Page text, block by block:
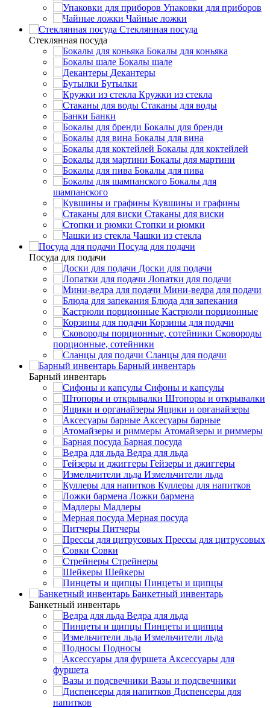
Упаковки для приборов
Чайные ложки
Стеклянная посуда
Стеклянная посуда
Бокалы для коньяка
Бокалы шале
Декантеры
Бутылки
Кружки из стекла
Стаканы для воды
Банки
Бокалы для бренди
Бокалы для вина
Бокалы для коктейлей
Бокалы для мартини
Бокалы для пива
Бокалы для
шампанского
Кувшины и графины
Стаканы для виски
Стопки и рюмки
Чашки из стекла
Посуда для подачи
Посуда для подачи
Доски для подачи
Лопатки для подачи
Мини-ведра для подачи
Блюда для запекания
Кастрюли порционные
Корзины для подачи
Сковороды
порционные, сотейники
Сланцы для подачи
Барный инвентарь
Барный инвентарь
Сифоны и капсулы
Штопоры и открывалки
Ящики и органайзеры
Аксесуары барные
Атомайзеры и риммеры
Барная посуда
Ведра для льда
Гейзеры и джиггеры
Измельчители льда
Куллеры для напитков
Ложки бармена
Мадлеры
Мерная посуда
Питчеры
Прессы для цитрусовых
Совки
Стрейнеры
Шейкеры
Пинцеты и щипцы
Банкетный инвентарь
Банкетный инвентарь
Ведра для льда
Пинцеты и щипцы
Измельчители льда
Подносы
Аксессуары для
фуршета
Вазы и подсвечники
Диспенсеры для
напитков